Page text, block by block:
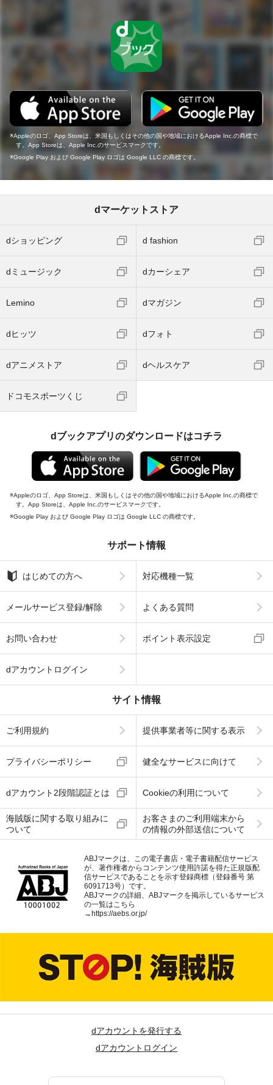
Appleのロゴ、App Storeは、米国もしくはその他の国や地域におけるApple Inc.の商標で
す。App Storeは、Apple Inc.のサービスマークです。
Google Play および Google Play ロゴは Google LLC の商標です。
dマーケットストア
dショッピング d fashion
dミュージック dカーシェア
Lemino dマガジン
dヒッツ dフォト
dアニメストア dヘルスケア
ドコモスポーツくじ
dブックアプリのダウンロードはコチラ
Appleのロゴ、App Storeは、米国もしくはその他の国や地域におけるApple Inc.の商標で
す。App Storeは、Apple Inc.のサービスマークです。
Google Play および Google Play ロゴは Google LLC の商標です。
サポート情報
はじめての方へ 対応機種一覧
メールサービス登録/解除 よくある質問
お問い合わせ ポイント表示設定
dアカウントログイン
サイト情報
ご利用規約 提供事業者等に関する表示
プライバシーポリシー 健全なサービスに向けて
dアカウント2段階認証とは Cookieの利用について
海賊版に関する取り組みに
ついて
お客さまのご利用端末から
の情報の外部送信について
ABJマークは、この電子書店・電子書籍配信サービス
が、著作権者からコンテンツ使用許諾を得た正規版配
信サービスであることを示す登録商標（登録番号 第
6091713号）です。
ABJマークの詳細、ABJマークを掲示しているサービス
の一覧はこちら
→ https://aebs.or.jp/
dアカウントを発行する
dアカウントログイン